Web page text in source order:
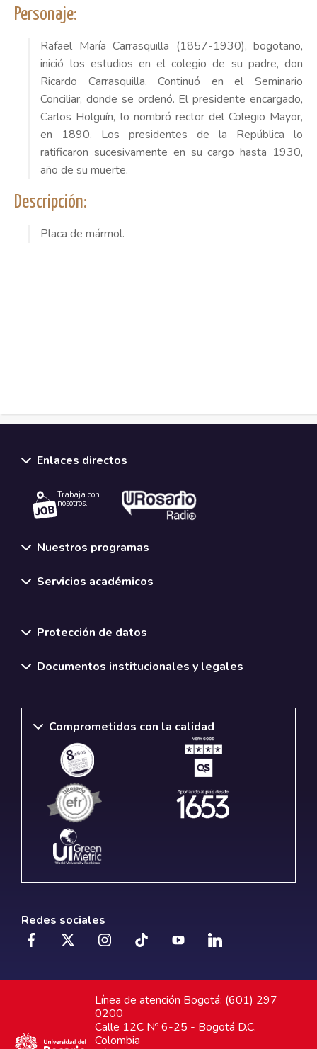
Personaje:
Rafael María Carrasquilla (1857-1930), bogotano,
inició los estudios en el colegio de su padre, don
Ricardo Carrasquilla. Continuó en el Seminario
Conciliar, donde se ordenó. El presidente encargado,
Carlos Holguín, lo nombró rector del Colegio Mayor,
en 1890. Los presidentes de la República lo
ratificaron sucesivamente en su cargo hasta 1930,
año de su muerte.
Descripción:
Placa de mármol.
Enlaces directos
Trabaja con
nosotros.
Nuestros programas
Servicios académicos
Protección de datos
Documentos institucionales y legales
Comprometidos con la calidad
Redes sociales
Línea de atención Bogotá: (601) 297
0200
Calle 12C Nº 6-25 - Bogotá D.C.
Colombia